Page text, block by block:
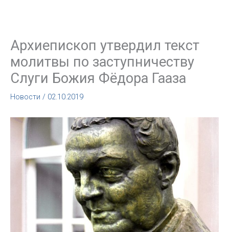
Архиепископ утвердил текст
молитвы по заступничеству
Слуги Божия Фёдора Гааза
Новости / 02.10.2019